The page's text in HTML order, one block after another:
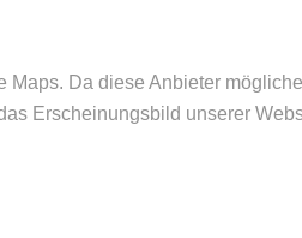
Da diese Anbieter
Erscheinungsbild unserer